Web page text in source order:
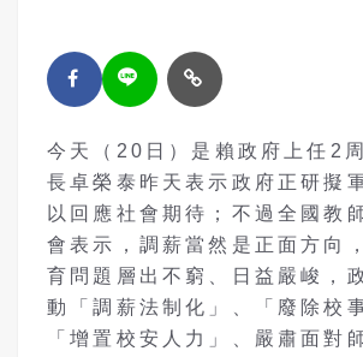
今天（20日）是賴政府上任2
長卓榮泰昨天表示政府正研擬
以回應社會期待；不過全國教
會表示，調薪當然是正面方向
育問題層出不窮、日益嚴峻，
動「調薪法制化」、「廢除校
「增置校安人力」、嚴肅面對